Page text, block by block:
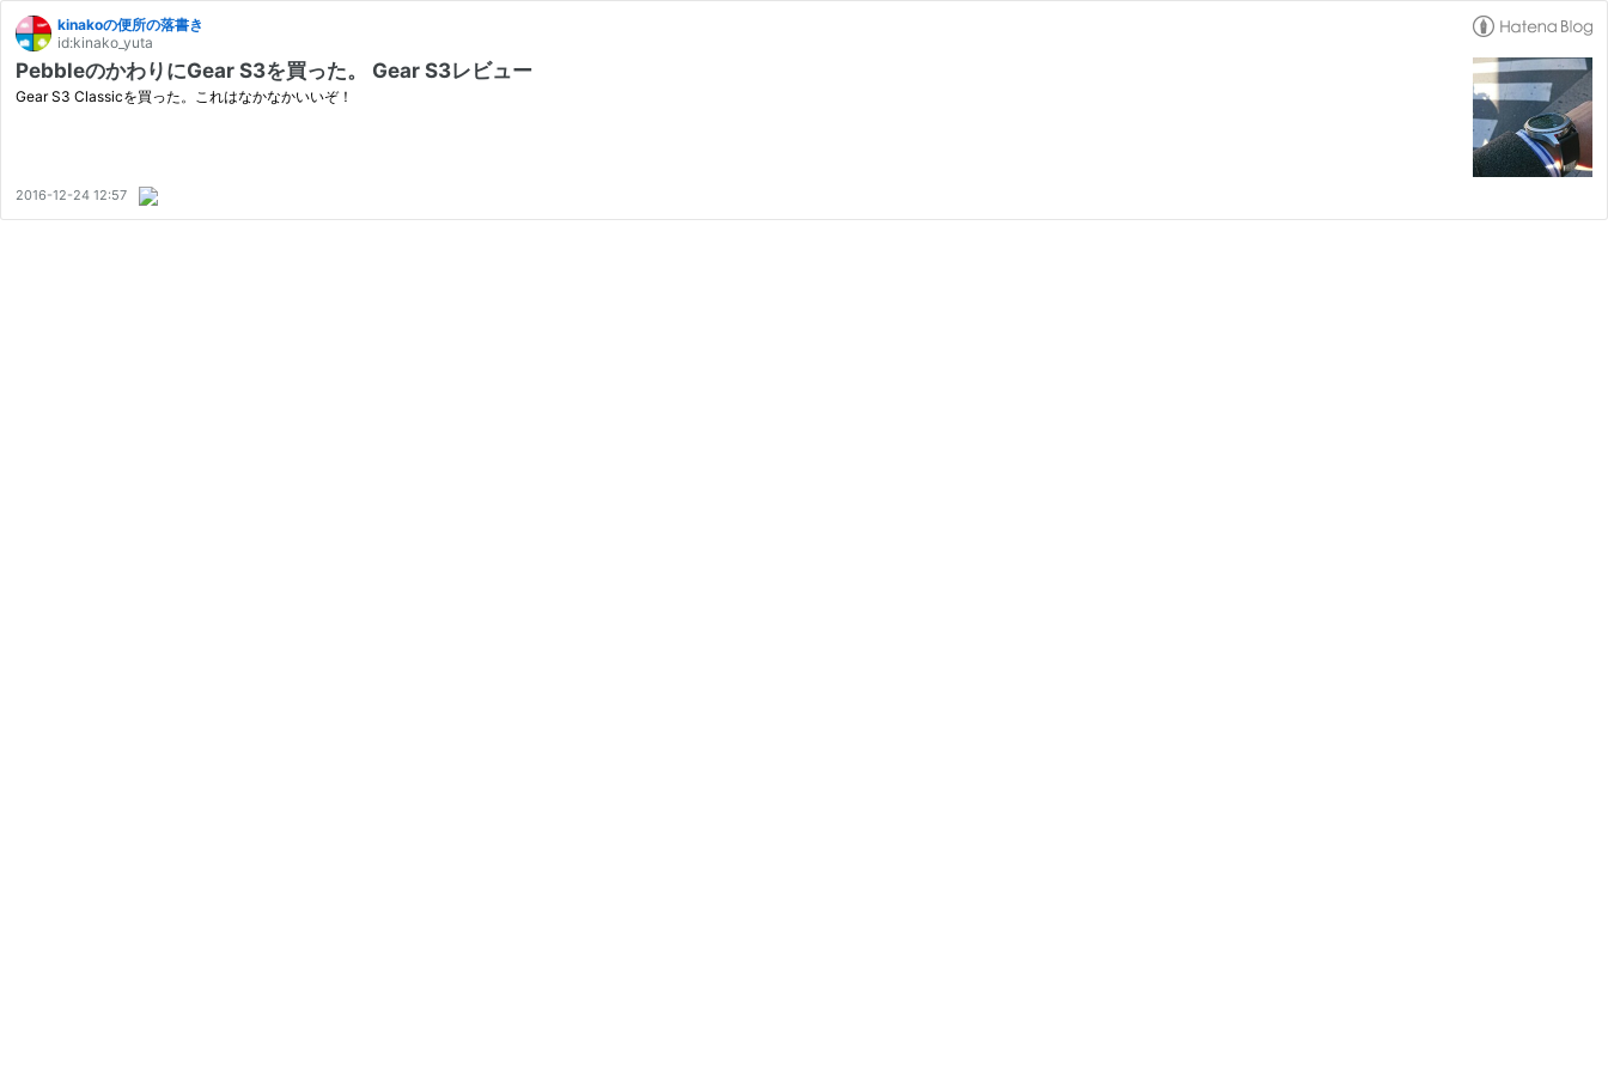
kinakoの便所の落書き
id:kinako_yuta
PebbleのかわりにGear S3を買った。 Gear S3レビュー
Gear S3 Classicを買った。これはなかなかいいぞ！
2016-12-24 12:57